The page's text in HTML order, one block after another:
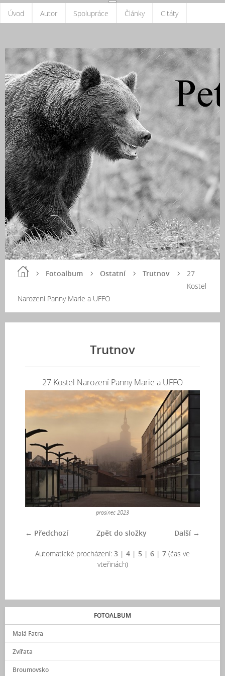
Úvod Autor Spolupráce Články Citáty
Fotoalbum Ostatní Trutnov
27
Kostel
Narození Panny Marie a UFFO
Trutnov
27 Kostel Narození Panny Marie a UFFO
prosinec 2023
← Předchozí Další →
Zpět do složky
Automatické procházení: 3 | 4 | 5 | 6 | 7 (čas ve
vteřinách)
FOTOALBUM
Malá Fatra
Zvířata
Broumovsko